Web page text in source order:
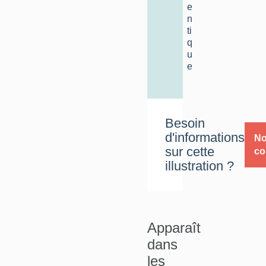
e
n
ti
q
u
e
Besoin
d'informations
sur cette
illustration ?
Apparaît
dans
les